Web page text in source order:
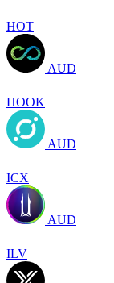
HOT
AUD
HOOK
AUD
ICX
AUD
ILV